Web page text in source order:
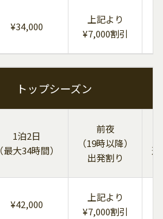
¥34,000
上記より
¥7,000割引
トップシーズン
1泊2日
（最大34時間）
前夜
（19時以降）
出発割り
追
¥42,000
上記より
¥7,000割引